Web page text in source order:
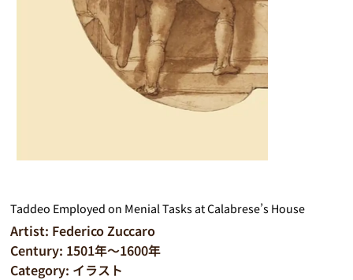
Taddeo Employed on Menial Tasks at Calabrese’s House
Artist: Federico Zuccaro
Century: 1501年～1600年
Category: イラスト